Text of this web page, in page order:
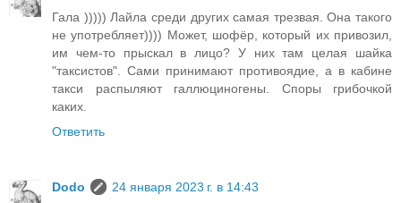
Гала ))))) Лайла среди других самая трезвая. Она такого
не употребляет)))) Может, шофёр, который их привозил,
им чем-то прыскал в лицо? У них там целая шайка
"таксистов". Сами принимают противоядие, а в кабине
такси распыляют галлюциногены. Споры грибочкой
каких.
Ответить
Dodo
24 января 2023 г. в 14:43